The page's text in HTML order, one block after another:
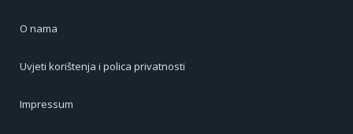
O nama
Uvjeti korištenja i polica privatnosti
Impressum